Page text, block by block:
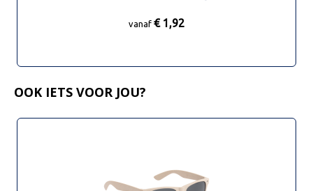
vanaf € 1,92
OOK IETS VOOR JOU?